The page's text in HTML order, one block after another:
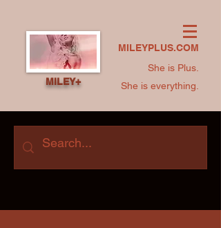
MILEYPLUS.COM
She is Plus.
She is everything.
MILEY+